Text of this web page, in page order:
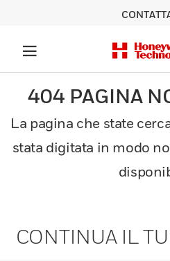
404 PAGINA
La pagina che state
stata digitata in modo
CONTINUA IL